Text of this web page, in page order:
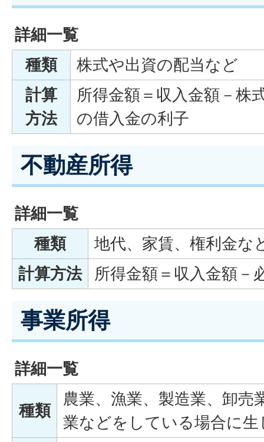
詳細一覧
種類
株式や出資の配当など
計算
方法
所得金額＝収入金額－株
の借入金の利子
不動産所得
詳細一覧
種類
地代、家賃、権利金な
計算方法
所得金額＝収入金額－
事業所得
詳細一覧
種類
農業、漁業、製造業、卸売
業などをしている場合に生